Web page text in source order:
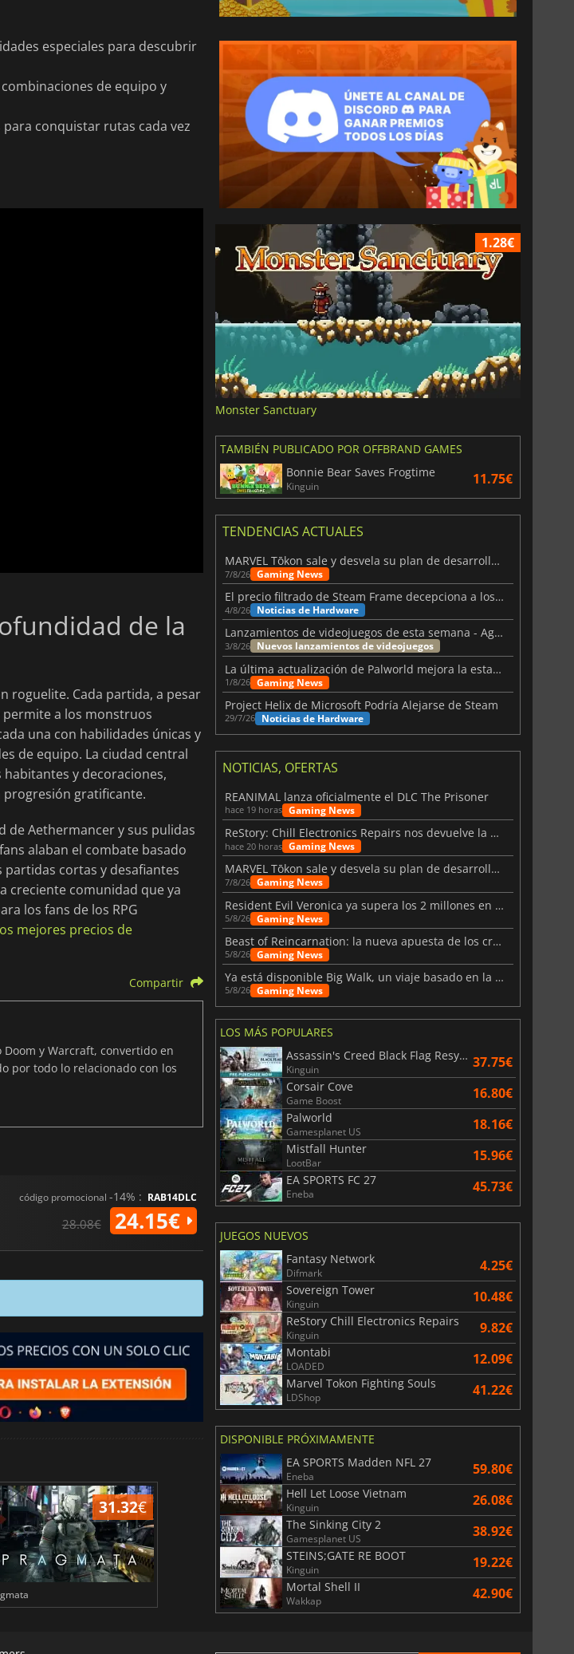
especiales para descubrir
de equipo y
conquistar rutas cada vez
de la
roguelite. Cada partida, a pesar
a los monstruos
una con habilidades únicas y
de equipo. La ciudad central
y decoraciones,
gratificante.
de Aethermancer y sus pulidas
alaban el combate basado
cortas y desafiantes
creciente comunidad que ya
los fans de los RPG
mejores precios de
Compartir
y Warcraft, convertido en
por todo lo relacionado con los
código promocional -14% : RAB14DLC
28.08€ 24.15€
31.32€ 6.75
Total War WARHAMMER 3
15.51
1.28€
Monster Sanctuary
TAMBIÉN PUBLICADO POR OFFBRAND GAMES
Bonnie Bear Saves Frogtime
Kinguin 11.75€
TENDENCIAS ACTUALES
MARVEL Tōkon sale y desvela su plan de desarrollo para el primer año
7/8/26 Gaming News
El precio filtrado de Steam Frame decepciona a los usuarios
4/8/26 Noticias de Hardware
Lanzamientos de videojuegos de esta semana - Agosto de 2026 (semana 32)
3/8/26 Nuevos lanzamientos de videojuegos
La última actualización de Palworld mejora la estabilidad
1/8/26 Gaming News
Project Helix de Microsoft Podría Alejarse de Steam
29/7/26 Noticias de Hardware
NOTICIAS, OFERTAS
REANIMAL lanza oficialmente el DLC The Prisoner
hace 19 horas Gaming News
ReStory: Chill Electronics Repairs nos devuelve la nostalgia de los 2000
hace 20 horas Gaming News
MARVEL Tōkon sale y desvela su plan de desarrollo para el primer año
7/8/26 Gaming News
Resident Evil Veronica ya supera los 2 millones en listas de deseados
5/8/26 Gaming News
Beast of Reincarnation: la nueva apuesta de los creadores de Pokémon
5/8/26 Gaming News
Ya está disponible Big Walk, un viaje basado en la amistad
5/8/26 Gaming News
LOS MÁS POPULARES
Assassin's Creed Black Flag Resynced
Kinguin 37.75€
Corsair Cove
Game Boost 16.80€
Palworld
Gamesplanet US 18.16€
Mistfall Hunter
LootBar 15.96€
EA SPORTS FC 27
Eneba 45.73€
JUEGOS NUEVOS
Fantasy Network
Difmark 4.25€
Sovereign Tower
Kinguin 10.48€
ReStory Chill Electronics Repairs
Kinguin 9.82€
Montabi
LOADED 12.09€
Marvel Tokon Fighting Souls
LDShop 41.22€
DISPONIBLE PRÓXIMAMENTE
EA SPORTS Madden NFL 27
Eneba 59.80€
Hell Let Loose Vietnam
Kinguin 26.08€
The Sinking City 2
Gamesplanet US 38.92€
STEINS;GATE RE BOOT
Kinguin 19.22€
Mortal Shell II
Wakkap 42.90€